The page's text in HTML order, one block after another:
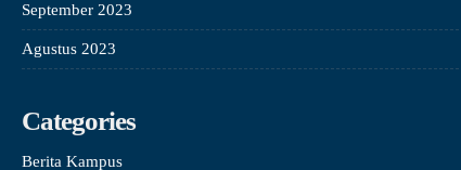
September 2023
Agustus 2023
Categories
Berita Kampus